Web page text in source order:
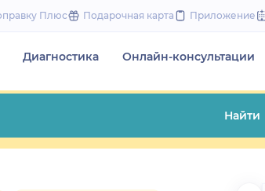
to
Плюс Подарочная карта Приложение
Диагностика Онлайн-консультации
Найти